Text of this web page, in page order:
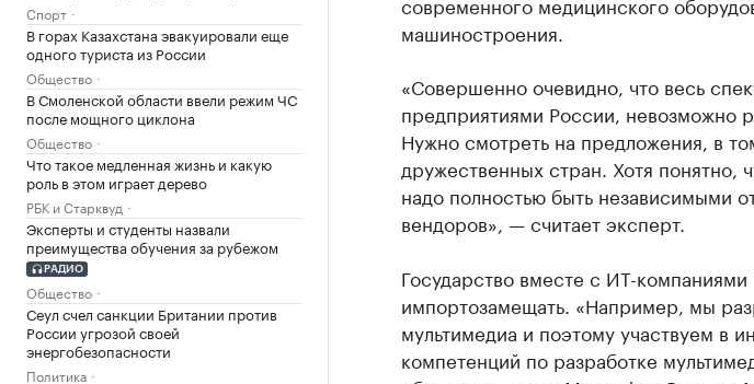
Спорт
В горах Казахстана эвакуировали еще
одного туриста из России
Общество
В Смоленской области ввели режим ЧС
после мощного циклона
Общество
Что такое медленная жизнь и какую
роль в этом играет дерево
РБК и Старквуд
Эксперты и студенты назвали
преимущества обучения за рубежом
РАДИО
Общество
Сеул счел санкции Британии против
России угрозой своей
энергобезопасности
Политика
машиностроения.
«Совершенно очевидно, что весь
предприятиями России, невозможно
Нужно смотреть на предложения, в
дружественных стран. Хотя понятно,
надо полностью быть независимыми
вендоров», — считает эксперт.
Государство вместе с ИТ-
импортозамещать. «Например, мы
мультимедиа и поэтому участвуем в
компетенций по разработке